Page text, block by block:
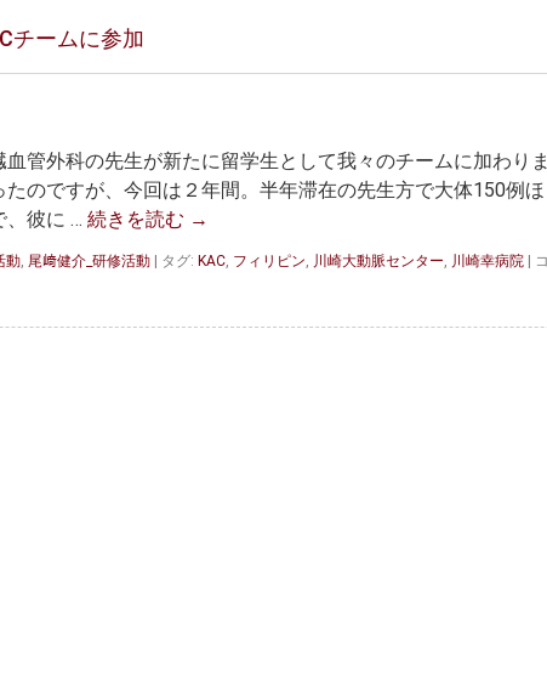
チームに参加
管外科の先生が新たに留学生として我々のチームに加わり
のですが、今回は２年間。半年滞在の先生方で大体150例
、彼に … 続きを読む →
動, 尾﨑健介_研修活動 タグ: KAC, フィリピン, 川崎大動脈センター, 川崎幸病院
フ